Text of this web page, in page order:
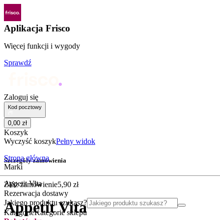
Aplikacja Frisco
Więcej funkcji i wygody
Sprawdź
Zaloguj się
Kod pocztowy
0,00 zł
Koszyk
Wyczyść koszykPełny widok
Szczegóły zamówienia
Złóż zamówienie5,90 zł
Rezerwacja dostawy
Jakiego produktu szukasz?
KategorieKategorie sklepu
Strona główna
Marki
Appetit Vita
Appetit Vita